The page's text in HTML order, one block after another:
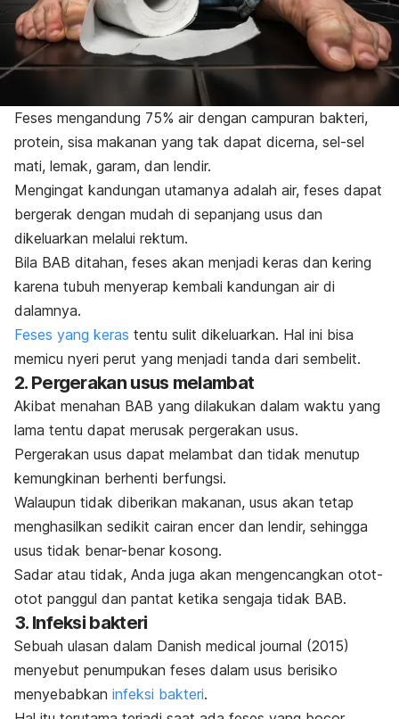
Feses mengandung 75% air dengan campuran bakteri,
protein, sisa makanan yang tak dapat dicerna, sel-sel
mati, lemak, garam, dan lendir.
Mengingat kandungan utamanya adalah air, feses dapat
bergerak dengan mudah di sepanjang usus dan
dikeluarkan melalui rektum.
Bila BAB ditahan, feses akan menjadi keras dan kering
karena tubuh menyerap kembali kandungan air di
dalamnya.
Feses yang keras tentu sulit dikeluarkan. Hal ini bisa
memicu nyeri perut yang menjadi tanda dari sembelit.
2. Pergerakan usus melambat
Akibat menahan BAB yang dilakukan dalam waktu yang
lama tentu dapat merusak pergerakan usus.
Pergerakan usus dapat melambat dan tidak menutup
kemungkinan berhenti berfungsi.
Walaupun tidak diberikan makanan, usus akan tetap
menghasilkan sedikit cairan encer dan lendir, sehingga
usus tidak benar-benar kosong.
Sadar atau tidak, Anda juga akan mengencangkan otot-
otot panggul dan pantat ketika sengaja tidak BAB.
3. Infeksi bakteri
Sebuah ulasan dalam Danish medical journal (2015)
menyebut penumpukan feses dalam usus berisiko
menyebabkan infeksi bakteri.